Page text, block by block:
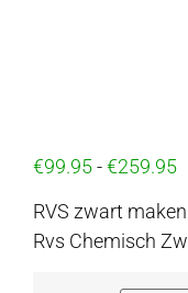
€99.95-€259.95
RVS zwart
Rvs Chemisch